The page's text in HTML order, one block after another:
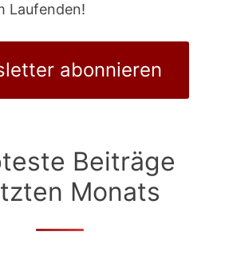
Laufenden!
abonnieren
Beiträge
Monats